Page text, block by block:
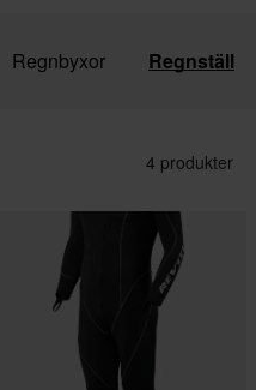
Regnbyxor Regnställ
4 produkter